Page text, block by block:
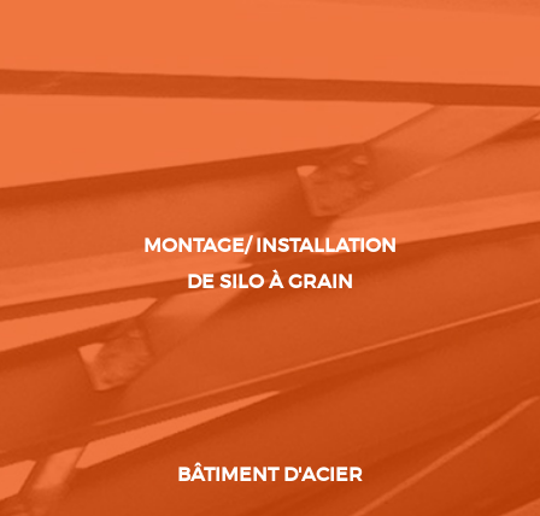
MONTAGE/ INSTALLATION
DE SILO À GRAIN
BÂTIMENT D'ACIER